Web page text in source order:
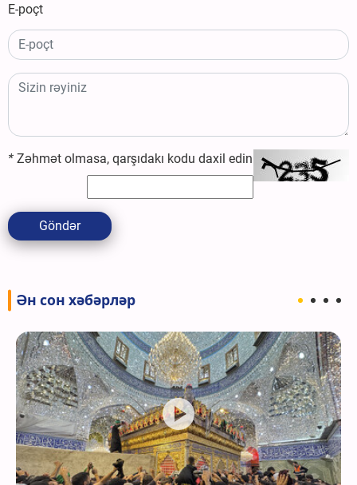
E-poçt
* Zəhmət olmasa, qarşıdakı kodu daxil edin
Göndər
Ән сон хәбәрләр